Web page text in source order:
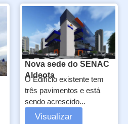
Nova sede do SENAC
Aldeota
O Edifício existente tem
três pavimentos e está
sendo acrescido...
Visualizar